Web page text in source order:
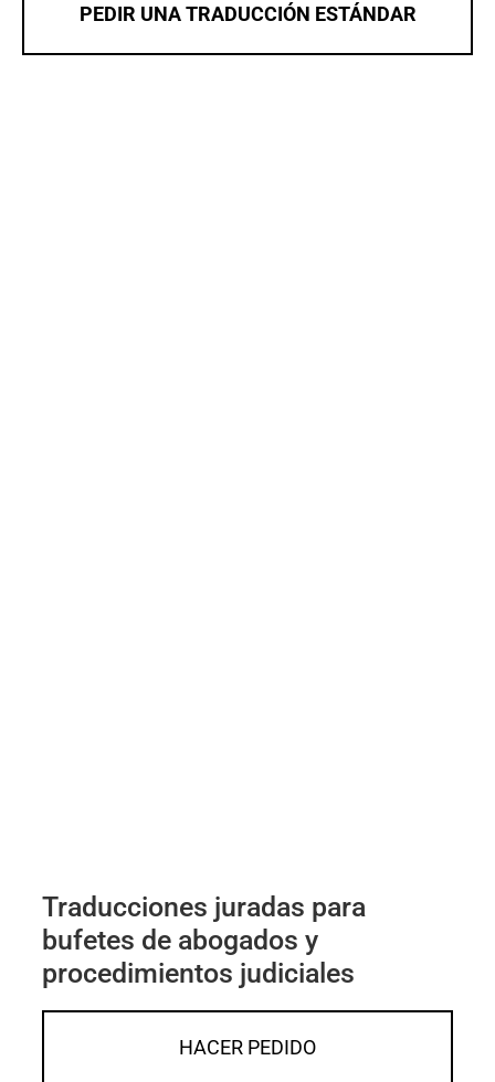
PEDIR UNA TRADUCCIÓN ESTÁNDAR
Traducciones juradas para
bufetes de abogados y
procedimientos judiciales
HACER PEDIDO